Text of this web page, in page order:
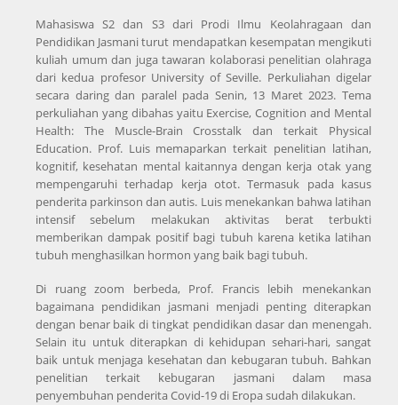
Mahasiswa S2 dan S3 dari Prodi Ilmu Keolahragaan dan
Pendidikan Jasmani turut mendapatkan kesempatan mengikuti
kuliah umum dan juga tawaran kolaborasi penelitian olahraga
dari kedua profesor University of Seville. Perkuliahan digelar
secara daring dan paralel pada Senin, 13 Maret 2023. Tema
perkuliahan yang dibahas yaitu Exercise, Cognition and Mental
Health: The Muscle-Brain Crosstalk dan terkait Physical
Education. Prof. Luis memaparkan terkait penelitian latihan,
kognitif, kesehatan mental kaitannya dengan kerja otak yang
mempengaruhi terhadap kerja otot. Termasuk pada kasus
penderita parkinson dan autis. Luis menekankan bahwa latihan
intensif sebelum melakukan aktivitas berat terbukti
memberikan dampak positif bagi tubuh karena ketika latihan
tubuh menghasilkan hormon yang baik bagi tubuh.
Di ruang zoom berbeda, Prof. Francis lebih menekankan
bagaimana pendidikan jasmani menjadi penting diterapkan
dengan benar baik di tingkat pendidikan dasar dan menengah.
Selain itu untuk diterapkan di kehidupan sehari-hari, sangat
baik untuk menjaga kesehatan dan kebugaran tubuh. Bahkan
penelitian terkait kebugaran jasmani dalam masa
penyembuhan penderita Covid-19 di Eropa sudah dilakukan.